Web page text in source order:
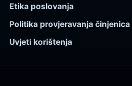
Etika poslovanja
Politika provjeravanja činjenica
Uvjeti korištenja